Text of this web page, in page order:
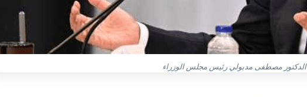
الدكتور مصطفى مدبولي رئيس مجلس الوزراء